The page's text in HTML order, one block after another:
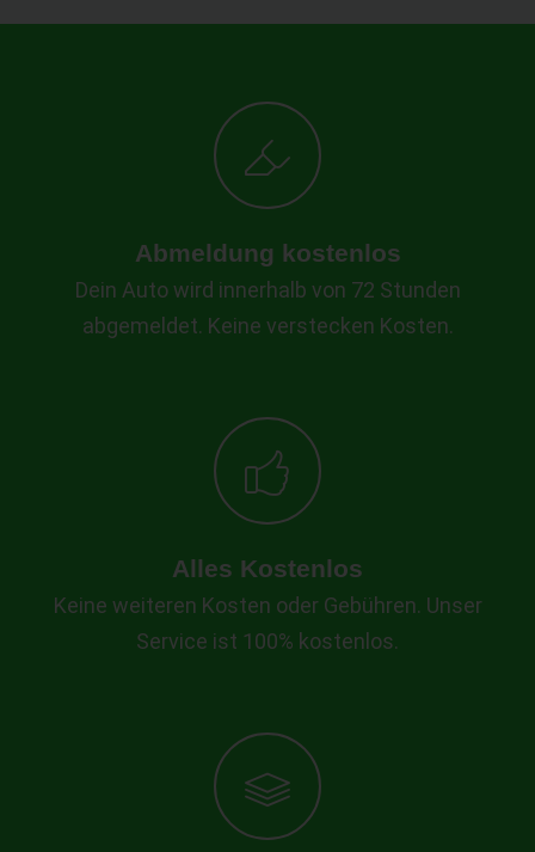
Abmeldung kostenlos
Dein Auto wird innerhalb von 72 Stunden
abgemeldet. Keine verstecken Kosten.
Alles Kostenlos
Keine weiteren Kosten oder Gebühren. Unser
Service ist 100% kostenlos.